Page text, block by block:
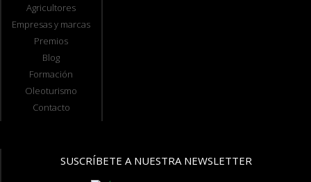
Agricultores
Empresas y marcas
Premios
Blog
Formación
Oleoturismo
Contacto
SUSCRÍBETE A NUESTRA NEWSLETTER